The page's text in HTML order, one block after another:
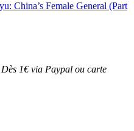
China’s Female General (Part
1€ via Paypal ou carte